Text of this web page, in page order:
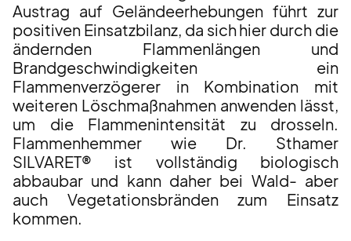
Austrag auf Geländeerhebungen führt zur
positiven Einsatzbilanz, da sich hier durch die
ändernden Flammenlängen und
Brandgeschwindigkeiten ein
Flammenverzögerer in Kombination mit
weiteren Löschmaßnahmen anwenden lässt,
um die Flammenintensität zu drosseln.
Flammenhemmer wie Dr. Sthamer
SILVARET® ist vollständig biologisch
abbaubar und kann daher bei Wald- aber
auch Vegetationsbränden zum Einsatz
kommen.